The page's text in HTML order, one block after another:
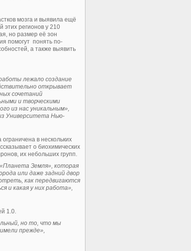
мозга и выявила ещё
этих регионов у 210
но размер её зон
помогут понять по-
а также выявить
лежало создание
открывает
сочетаний
и творческими
из нас уникальным»,
Университета Нью-
в нескольких
о биохимических
их небольших групп.
Земля», которая
или даже задний двор
как передвигаются
и какая у них работа»,
1.0.
но то, что мы
прежде»,